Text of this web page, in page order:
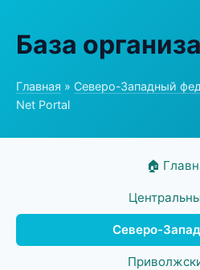
База
Главная » Северо-Западный
Net Portal
🏠
Северо-